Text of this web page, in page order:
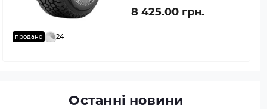
продано 24
8 425.00 грн.
Останні новини